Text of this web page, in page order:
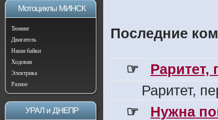
Мотоциклы МИНСК
Тюнинг
Двигатель
Наши байки
Ходовая
Электрика
Разное
УРАЛ и ДНЕПР
Последние
☞
Раритет,
Раритет,
☞
Нужна